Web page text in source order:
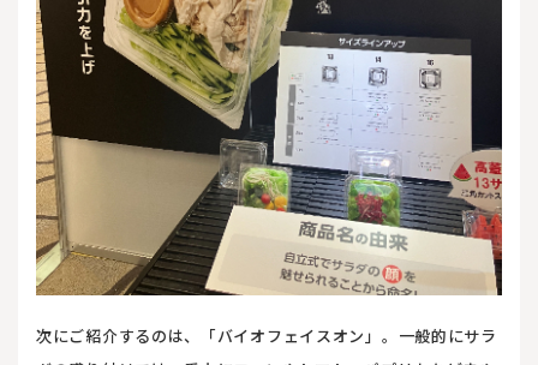
次にご紹介するのは、「バイオフェイスオン」。一般的にサラ